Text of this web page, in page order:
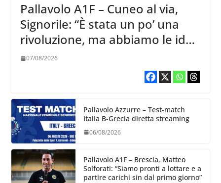
Pallavolo A1F – Cuneo al via,
Signorile: “È stata un po’ una
rivoluzione, ma abbiamo le idee
chiare siu cosa vogliamo fare”
07/08/2026
Pallavolo Azzurre – Test-match
Italia B-Grecia diretta streaming
06/08/2026
Pallavolo A1F – Brescia, Matteo
Solforati: “Siamo pronti a lottare e a
partire carichi sin dal primo giorno”